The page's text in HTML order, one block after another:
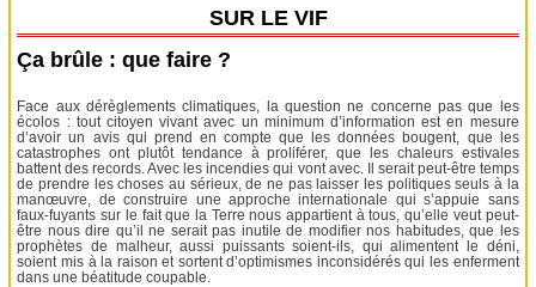
SUR LE VIF
Ça brûle : que faire ?
Face aux dérèglements climatiques, la question ne concerne pas que les
écolos : tout citoyen vivant avec un minimum d’information est en mesure
d’avoir un avis qui prend en compte que les données bougent, que les
catastrophes ont plutôt tendance à proliférer, que les chaleurs estivales
battent des records. Avec les incendies qui vont avec. Il serait peut-être temps
de prendre les choses au sérieux, de ne pas laisser les politiques seuls à la
manœuvre, de construire une approche internationale qui s’appuie sans
faux-fuyants sur le fait que la Terre nous appartient à tous, qu’elle veut peut-
être nous dire qu’il ne serait pas inutile de modifier nos habitudes, que les
prophètes de malheur, aussi puissants soient-ils, qui alimentent le déni,
soient mis à la raison et sortent d’optimismes inconsidérés qui les enferment
dans une béatitude coupable.